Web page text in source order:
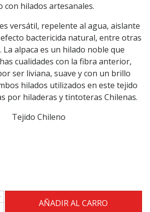
con hilados artesanales.
versátil, repelente al agua, aislante
bactericida natural, entre otras
La alpaca es un hilado noble que
cualidades con la fibra anterior,
ser liviana, suave y con un brillo
hilados utilizados en este tejido
por hiladeras y tintoteras Chilenas.
Tejido Chileno